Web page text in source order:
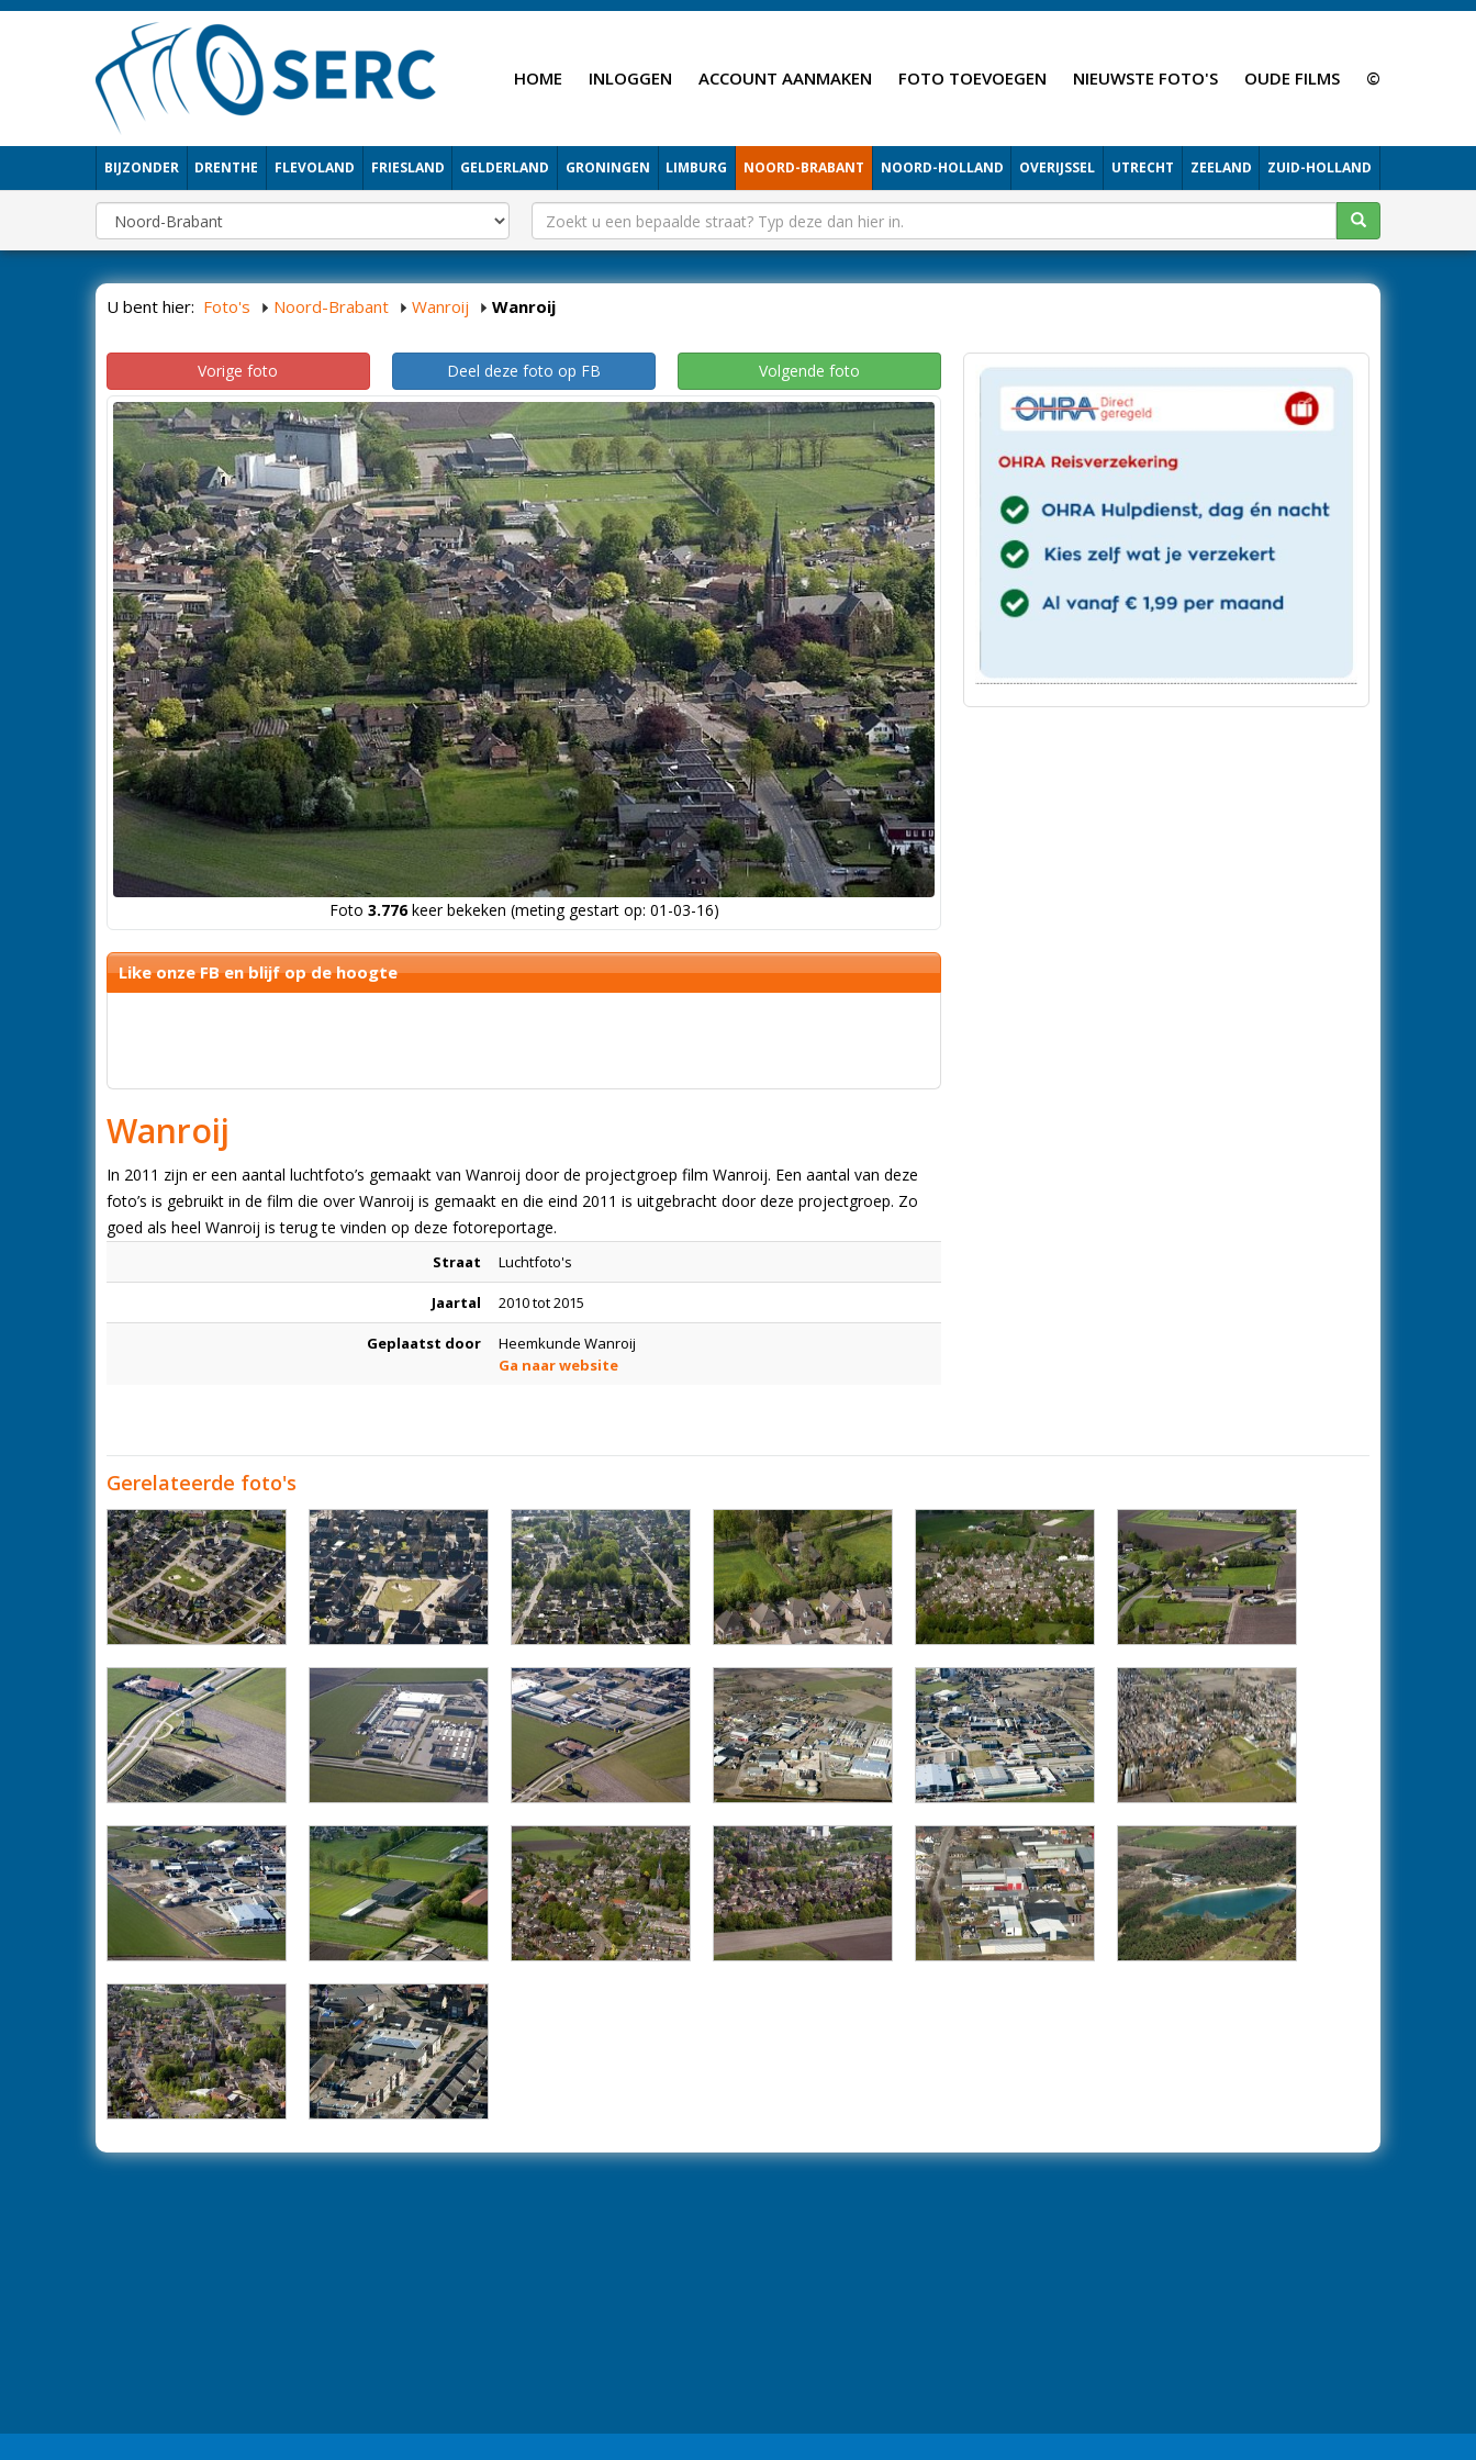
HOME INLOGGEN ACCOUNT AANMAKEN FOTO TOEVOEGEN NIEUWSTE FOTO'S OUDE FILMS ©
BIJZONDER DRENTHE FLEVOLAND FRIESLAND GELDERLAND GRONINGEN LIMBURG NOORD-BRABANT NOORD-HOLLAND OVERIJSSEL UTRECHT ZEELAND ZUID-HOLLAND
U bent hier: Foto's Noord-Brabant Wanroij Wanroij
Vorige foto Deel deze foto op FB Volgende foto
Foto 3.776keer bekeken (meting gestart op: 01-03-16)
Like onze FB en blijf op de hoogte
Wanroij
In 2011 zijn er een aantal luchtfoto’s gemaakt van Wanroij door de projectgroep film Wanroij. Een aantal van deze
foto’s is gebruikt in de film die over Wanroij is gemaakt en die eind 2011 is uitgebracht door deze projectgroep. Zo
goed als heel Wanroij is terug te vinden op deze fotoreportage.
Straat Luchtfoto's
Jaartal 2010 tot 2015
Geplaatst door
Heemkunde Wanroij
Ga naar website
Gerelateerde foto's